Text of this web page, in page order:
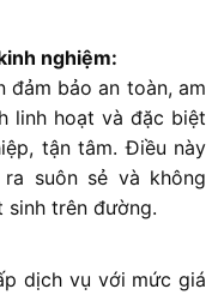
nghiệm:
bảo an toàn, am
linh hoạt và đặc biệt
tận tâm. Điều này
suôn sẻ và không
sinh trên đường.
dịch vụ với mức giá